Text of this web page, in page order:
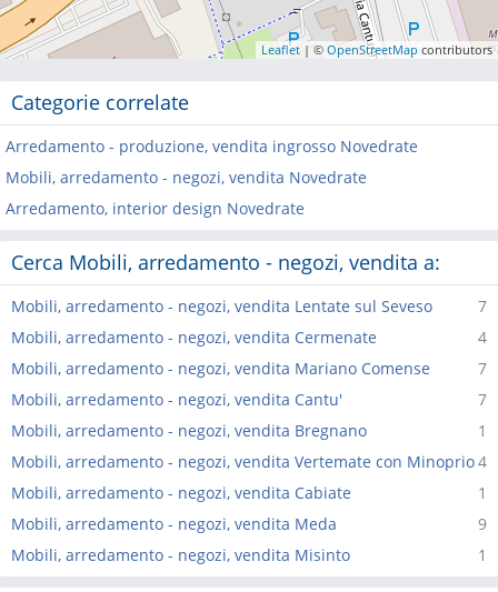
Leaflet | © OpenStreetMap contributors
Categorie correlate
Arredamento - produzione, vendita ingrosso Novedrate
Mobili, arredamento - negozi, vendita Novedrate
Arredamento, interior design Novedrate
Cerca Mobili, arredamento - negozi, vendita a:
7
Mobili, arredamento - negozi, vendita Lentate sul Seveso
4
Mobili, arredamento - negozi, vendita Cermenate
7
Mobili, arredamento - negozi, vendita Mariano Comense
7
Mobili, arredamento - negozi, vendita Cantu'
1
Mobili, arredamento - negozi, vendita Bregnano
4
Mobili, arredamento - negozi, vendita Vertemate con Minoprio
1
Mobili, arredamento - negozi, vendita Cabiate
9
Mobili, arredamento - negozi, vendita Meda
1
Mobili, arredamento - negozi, vendita Misinto